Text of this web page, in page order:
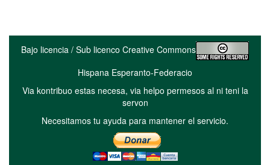
Bajo licencia / Sub licenco Creative Commons
Hispana Esperanto-Federacio
Via kontribuo estas necesa, via helpo permesos al ni teni la
servon
Necesitamos tu ayuda para mantener el servicio.